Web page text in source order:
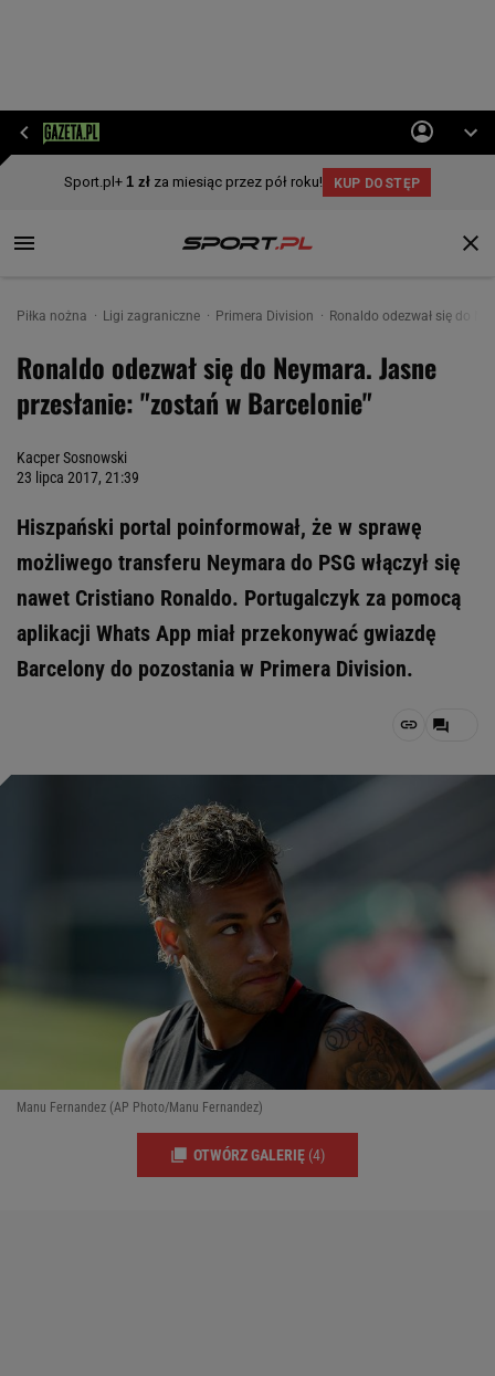
Piłka nożna Ligi zagraniczne Primera Division Ronaldo odezwał się do
Ronaldo odezwał się do Neymara. Jasne
przesłanie: "zostań w Barcelonie"
Kacper Sosnowski
23 lipca 2017, 21:39
Hiszpański portal poinformował, że w sprawę
możliwego transferu Neymara do PSG włączył się
nawet Cristiano Ronaldo. Portugalczyk za pomocą
aplikacji Whats App miał przekonywać gwiazdę
Barcelony do pozostania w Primera Division.
Manu Fernandez (AP Photo/Manu Fernandez)
OTWÓRZ GALERIĘ (4)